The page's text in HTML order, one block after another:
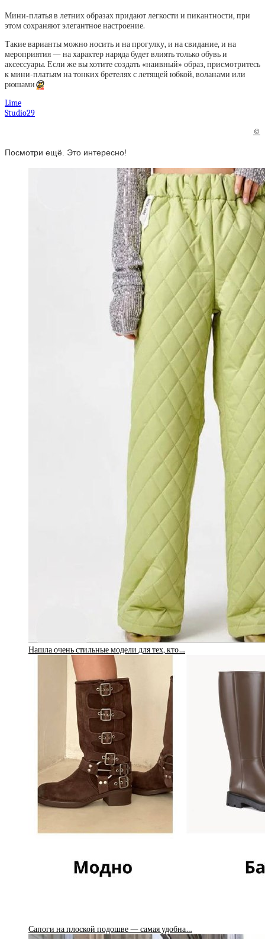
Мини-платья в летних образах придают легкости и пикантности, при
этом сохраняют элегантное настроение.
Такие варианты можно носить и на прогулку, и на свидание, и на
мероприятия — на характер наряда будет влиять только обувь и
аксессуары. Если же вы хотите создать «наивный» образ, присмотритесь
к мини-платьям на тонких бретелях с летящей юбкой, воланами или
рюшами😍
Lime
Studio29
©
Посмотри ещё. Это интересно!
Нашла очень стильные модели для тех, кто…
Сапоги на плоской подошве — самая удобна…